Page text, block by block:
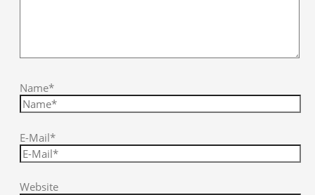
Name*
E-Mail*
Website